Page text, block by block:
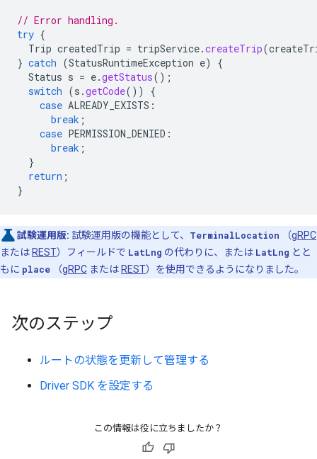
// Error handling.
try {
Trip createdTrip = tripService.createTrip(
} catch (StatusRuntimeException e)
{
Status s = e.getStatus();
switch (s .getCode())
{
case ALREADY_EXISTS :
break ;
case PERMISSION_DENIED :
break ;
}
return ;
}
試験運用版: 試験運用版の機能として、 TerminalLocation （gRPC
または REST）フィールドで LatLng の代わりに、または LatLng とと
もに place （gRPC または REST）を使用できるようになりました。
次のステップ
ルートの状態を更新して管理する
Driver SDK を設定する
この情報は役に立ちましたか？